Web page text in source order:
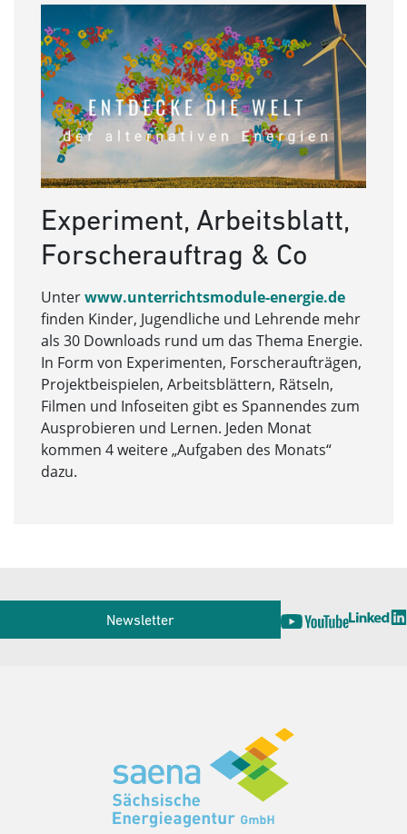
Experiment, Arbeitsblatt,
Forscherauftrag & Co
Unterwww.unterrichtsmodule-energie.de
finden Kinder, Jugendliche und Lehrende mehr
als 30 Downloads rund um das Thema Energie.
In Form von Experimenten, Forscheraufträgen,
Projektbeispielen, Arbeitsblättern, Rätseln,
Filmen und Infoseiten gibt es Spannendes zum
Ausprobieren und Lernen. Jeden Monat
kommen 4 weitere „Aufgaben des Monats“
dazu.
Newsletter